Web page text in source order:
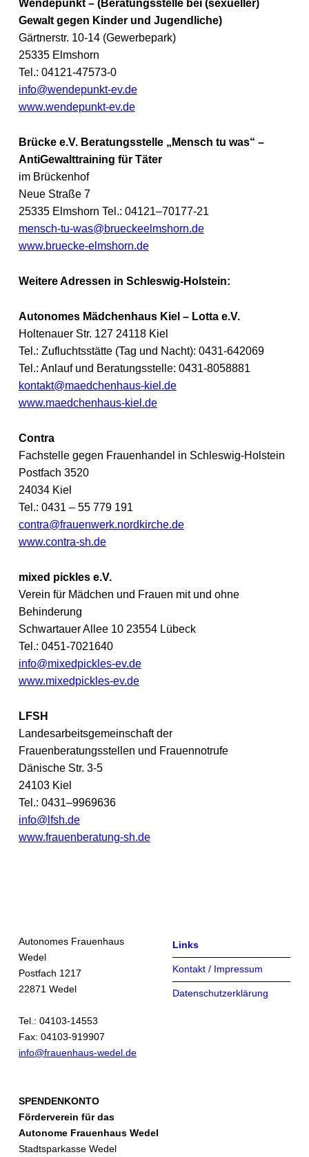
Wendepunkt – (Beratungsstelle bei (sexueller)
Gewalt gegen Kinder und Jugendliche)
Gärtnerstr. 10-14 (Gewerbepark)
25335 Elmshorn
Tel.: 04121-47573-0
info@wendepunkt-ev.de
www.wendepunkt-ev.de
Brücke e.V. Beratungsstelle „Mensch tu was“ –
AntiGewalttraining für Täter
im Brückenhof
Neue Straße 7
25335 Elmshorn Tel.: 04121–70177-21
mensch-tu-was@brueckeelmshorn.de
www.bruecke-elmshorn.de
Weitere Adressen in Schleswig-Holstein:
Autonomes Mädchenhaus Kiel – Lotta e.V.
Holtenauer Str. 127 24118 Kiel
Tel.: Zufluchtsstätte (Tag und Nacht): 0431-642069
Tel.: Anlauf und Beratungsstelle: 0431-8058881
kontakt@maedchenhaus-kiel.de
www.maedchenhaus-kiel.de
Contra
Fachstelle gegen Frauenhandel in Schleswig-Holstein
Postfach 3520
24034 Kiel
Tel.: 0431 – 55 779 191
contra@frauenwerk.nordkirche.de
www.contra-sh.de
mixed pickles e.V.
Verein für Mädchen und Frauen mit und ohne
Behinderung
Schwartauer Allee 10 23554 Lübeck
Tel.: 0451-7021640
info@mixedpickles-ev.de
www.mixedpickles-ev.de
LFSH
Landesarbeitsgemeinschaft der
Frauenberatungsstellen und Frauennotrufe
Dänische Str. 3-5
24103 Kiel
Tel.: 0431–9969636
info@lfsh.de
www.frauenberatung-sh.de
Autonomes Frauenhaus
Wedel
Postfach 1217
22871 Wedel
Tel.: 04103-14553
Fax: 04103-919907
info@frauenhaus-wedel.de
Links
Kontakt / Impressum
Datenschutzerklärung
SPENDENKONTO
Förderverein für das
Autonome Frauenhaus Wedel
Stadtsparkasse Wedel